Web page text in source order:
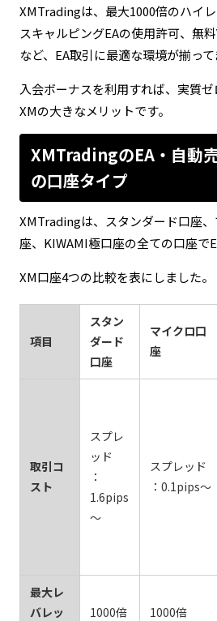
XMTradingは、最大1000倍のハイレ
スキャルピングEAの使用許可、無
など、EA取引に最適な環境が揃って
入会ボーナスを利用すれば、実質
XMの大きなメリットです。
XMTradingのEA・自動
の口座タイプ
XMTradingは、スタンダード口座
座、KIWAMI極口座の全ての口座で
XM口座4つの比較を表にしました。
項目
スタン
ダード
口座
マイクロ口
座
取引コ
スト
スプレ
ッド
：
1.6pips
～
スプレッド
：0.1pips～
最大レ
バレッ
1000倍 1000倍